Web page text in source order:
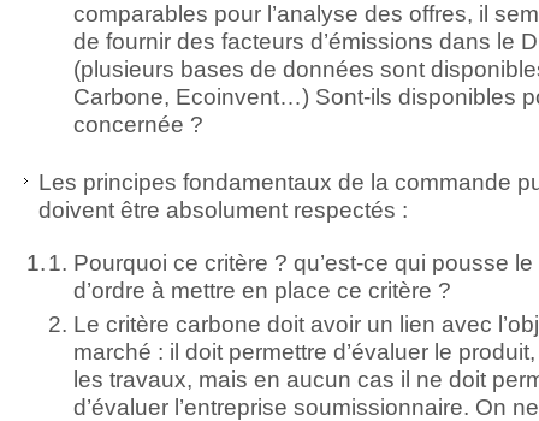
comparables pour l’analyse des offres, il
de fournir des facteurs d’émissions dans le
(plusieurs bases de données sont
Carbone, Ecoinvent…) Sont-ils disponibles
concernée ?
Les principes fondamentaux de la commande
doivent être absolument respectés :
Pourquoi ce critère ? qu’est-ce qui pousse
d’ordre à mettre en place ce critère ?
Le critère carbone doit avoir un lien avec
marché : il doit permettre d’évaluer le
les travaux, mais en aucun cas il ne doit
d’évaluer l’entreprise soumissionnaire. On